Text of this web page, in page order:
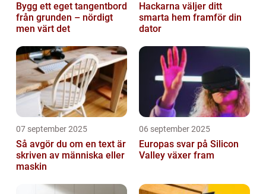
Bygg ett eget tangentbord
från grunden – nördigt
men värt det
Hackarna väljer ditt
smarta hem framför din
dator
07 september 2025
Så avgör du om en text är
skriven av människa eller
maskin
06 september 2025
Europas svar på Silicon
Valley växer fram